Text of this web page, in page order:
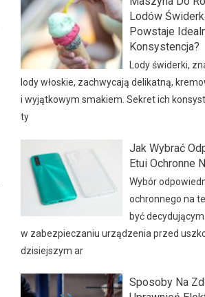
Lodów
Powstaje
Konsystencja?
Lody świderki,
lody włoskie, zachwycają delikatną,
i wyjątkowym smakiem. Sekret ich
ty
Jak Wybrać
Etui Ochronne
Wybór
ochronnego na
być
w zabezpieczaniu urządzenia przed
dzisiejszym ar
Sposoby Na